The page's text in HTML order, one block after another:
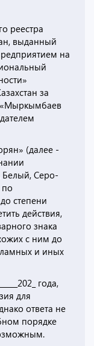
реестра
выданный
на
за
«Мыркымбаев
(далее -
Серо-
степени
действия,
знака
с ним до
и иных
года,
для
ответа не
порядке